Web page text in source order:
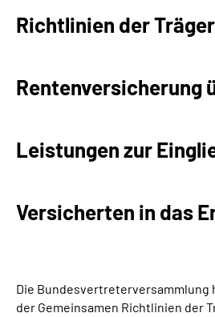
Online-Services
Inhalte in Gebärdensprache
Richtlinien der
Rentenversicherung
Leistungen zur
Versicherten in das
Die Bundesvertreterversammlung
der Gemeinsamen Richtlinien der